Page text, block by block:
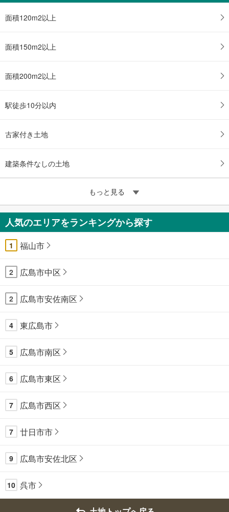
面積120m2以上
面積150m2以上
面積200m2以上
駅徒歩10分以内
古家付き土地
建築条件なしの土地
もっと見る
人気のエリアをランキングから探す
1 福山市
2 広島市中区
2 広島市安佐南区
4 東広島市
5 広島市南区
6 広島市東区
7 広島市西区
7 廿日市市
9 広島市安佐北区
10 呉市